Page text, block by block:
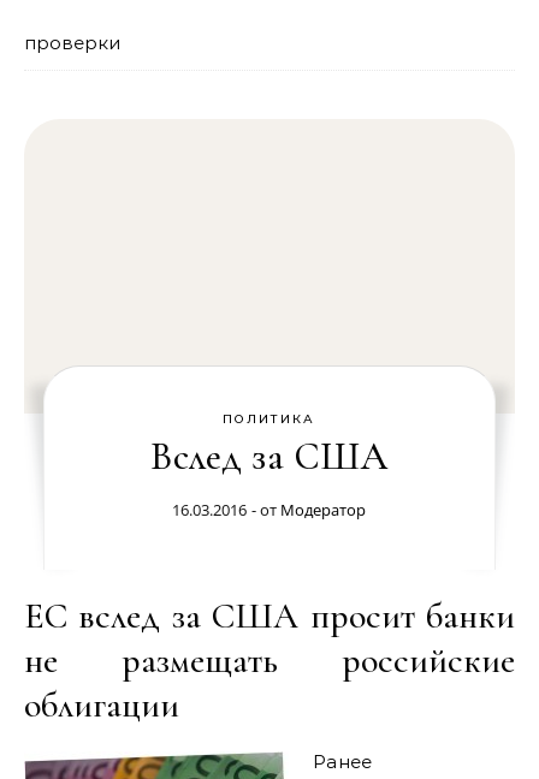
проверки
ПОЛИТИКА
Вслед за США
16.03.2016 - от Модератор
ЕС вслед за США просит банки
не размещать российские
облигации
Ранее